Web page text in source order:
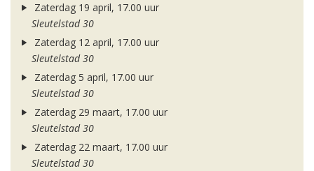
Zaterdag 19 april, 17.00 uur
Sleutelstad 30
Zaterdag 12 april, 17.00 uur
Sleutelstad 30
Zaterdag 5 april, 17.00 uur
Sleutelstad 30
Zaterdag 29 maart, 17.00 uur
Sleutelstad 30
Zaterdag 22 maart, 17.00 uur
Sleutelstad 30